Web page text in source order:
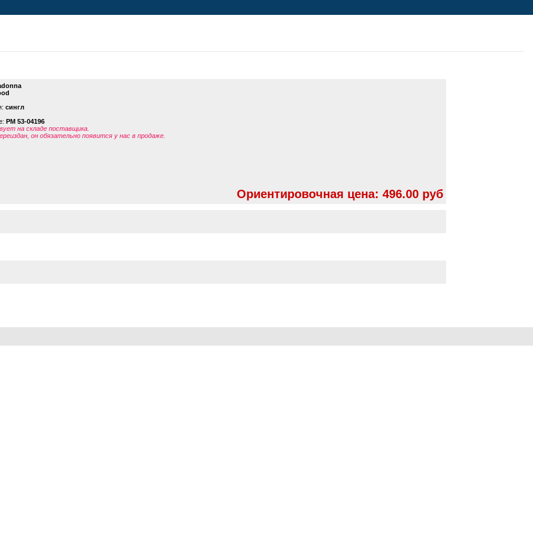
сингл
PM 53-04196
на складе поставщика.
он обязательно появится у нас в продаже.
Ориентировочная цена: 496.00 руб